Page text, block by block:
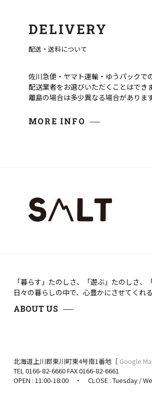
DELIVERY
配送・送料について
佐川急便・ヤマト運輸・ゆうパックで
配送業者をお選びいただくことはでき
離島の場合は多少異なる場合がありま
MORE INFO
「暮らす」たのしさ、「遊ぶ」たのしさ
日々の暮らしの中で、心豊かにさせてくれ
ABOUT US
北海道上川郡東川町東4号南1番地［ Google
TEL 0166-82-6660 FAX 0166-82-6661
OPEN : 11:00-18:00 ・ CLOSE : Tuesday /